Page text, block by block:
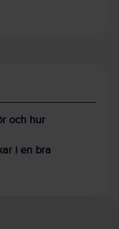
och hur
i en bra